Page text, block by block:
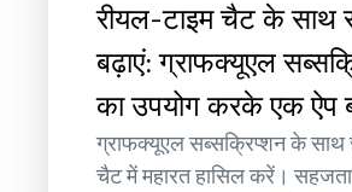
रीयल-टाइम चैट के साथ
बढ़ाएं: ग्राफक्यूएल
का उपयोग करके एक ऐप
ग्राफक्यूएल सब्सक्रिप्शन के साथ
चैट में महारत हासिल करें।